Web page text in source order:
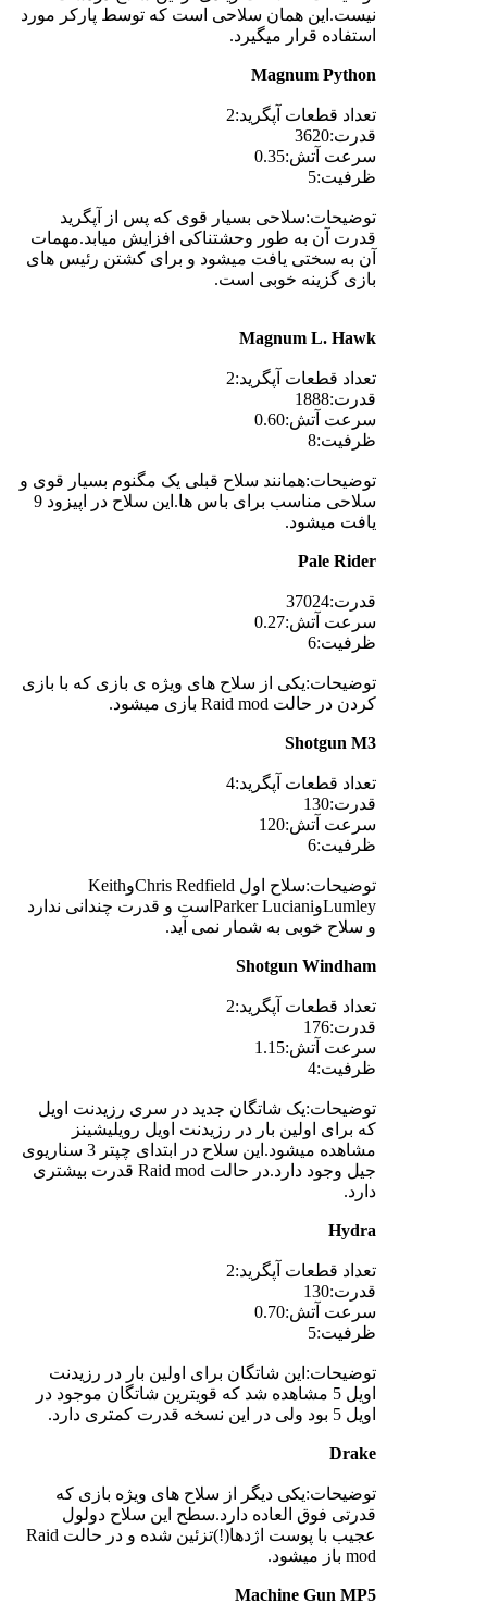
نیست.این همان سلاحی است که توسط پارکر مورد
استفاده قرار میگیرد.
Magnum Python
تعداد قطعات آپگرید:2
قدرت:3620
سرعت آتش:0.35
ظرفیت:5
توضیحات:سلاحی بسیار قوی که پس از آپگرید
قدرت آن به طور وحشتناکی افزایش میابد.مهمات
آن به سختی یافت میشود و برای کشتن رئیس های
بازی گزینه خوبی است.
Magnum L. Hawk
تعداد قطعات آپگرید:2
قدرت:1888
سرعت آتش:0.60
ظرفیت:8
توضیحات:همانند سلاح قبلی یک مگنوم بسیار قوی و
سلاحی مناسب برای باس ها.این سلاح در اپیزود 9
یافت میشود.
Pale Rider
قدرت:37024
سرعت آتش:0.27
ظرفیت:6
توضیحات:یکی از سلاح های ویژه ی بازی که با بازی
کردن در حالت Raid mod بازی میشود.
Shotgun M3
تعداد قطعات آپگرید:4
قدرت:130
سرعت آتش:120
ظرفیت:6
توضیحات:سلاح اول Chris RedfieldوKeith
LumleyوParker Lucianiاست و قدرت چندانی ندارد
و سلاح خوبی به شمار نمی آید.
Shotgun Windham
تعداد قطعات آپگرید:2
قدرت:176
سرعت آتش:1.15
ظرفیت:4
توضیحات:یک شاتگان جدید در سری رزیدنت اویل
که برای اولین بار در رزیدنت اویل رویلیشینز
مشاهده میشود.این سلاح در ابتدای چپتر 3 سناریوی
جیل وجود دارد.در حالت Raid mod قدرت بیشتری
دارد.
Hydra
تعداد قطعات آپگرید:2
قدرت:130
سرعت آتش:0.70
ظرفیت:5
توضیحات:این شاتگان برای اولین بار در رزیدنت
اویل 5 مشاهده شد که قویترین شاتگان موجود در
اویل 5 بود ولی در این نسخه قدرت کمتری دارد.
Drake
توضیحات:یکی دیگر از سلاح های ویژه بازی که
قدرتی فوق العاده دارد.سطح این سلاح دولول
عجیب با پوست اژدها(!)تزئین شده و در حالت Raid
mod باز میشود.
Machine Gun MP5